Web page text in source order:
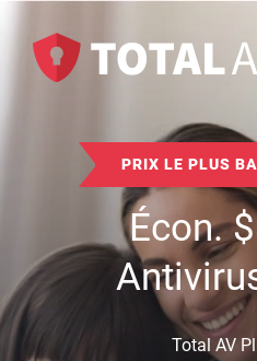
PRIX LE PLUS
Écon.$
Total AV